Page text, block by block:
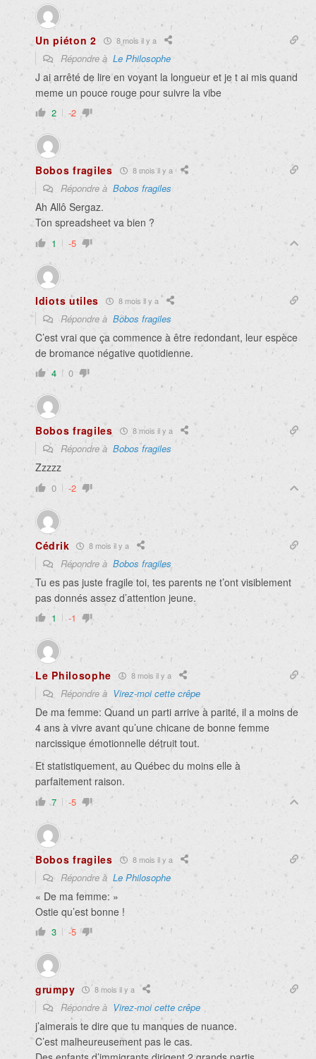
Un piéton 2 8 mois il y a
Répondre à Le Philosophe
J ai arrêté de lire en voyant la longueur et je t ai mis quand
meme un pouce rouge pour suivre la vibe
2 -2
Bobos fragiles 8 mois il y a
Répondre à Bobos fragiles
Ah Allô Sergaz.
Ton spreadsheet va bien ?
1 -5
Idiots utiles 8 mois il y a
Répondre à Bobos fragiles
C’est vrai que ça commence à être redondant, leur espèce
de bromance négative quotidienne.
4 0
Bobos fragiles 8 mois il y a
Répondre à Bobos fragiles
Zzzzz
0 -2
Cédrik 8 mois il y a
Répondre à Bobos fragiles
Tu es pas juste fragile toi, tes parents ne t’ont visiblement
pas donnés assez d’attention jeune.
1 -1
Le Philosophe 8 mois il y a
Répondre à Virez-moi cette crêpe
De ma femme: Quand un parti arrive à parité, il a moins de
4 ans à vivre avant qu’une chicane de bonne femme
narcissique émotionnelle détruit tout.
Et statistiquement, au Québec du moins elle à
parfaitement raison.
7 -5
Bobos fragiles 8 mois il y a
Répondre à Le Philosophe
« De ma femme: »
Ostie qu’est bonne !
3 -5
grumpy 8 mois il y a
Répondre à Virez-moi cette crêpe
j’aimerais te dire que tu manques de nuance.
C’est malheureusement pas le cas.